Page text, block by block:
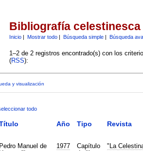
Bibliografía celestinesca
Inicio| Mostrar todo| Búsqueda simple| Búsqueda
1–2 de 2 registros encontrado(s) con los
(RSS):
y visualización
todo
Año Tipo Revista
Pedro Manuel de
1977
Capítulo
"La